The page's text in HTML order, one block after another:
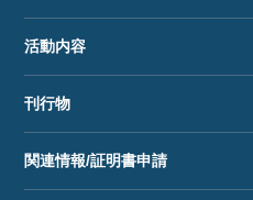
活動内容
刊行物
関連情報/証明書申請